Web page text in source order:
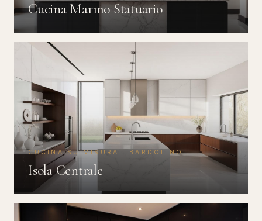
Cucina Marmo Statuario
CUCINA SU MISURA · BARDOLINO
Isola Centrale